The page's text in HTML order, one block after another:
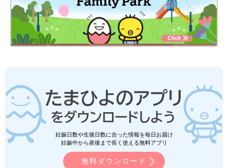
Amazonで見る
いつから？進め方は？初期から完了期まで 食材・レシピも動画
で分かる きほんの離乳食
妊娠日数や生後日数に合った情報を毎日お届け
妊娠中から産後まで長く使える無料アプリ
無料ダウンロード